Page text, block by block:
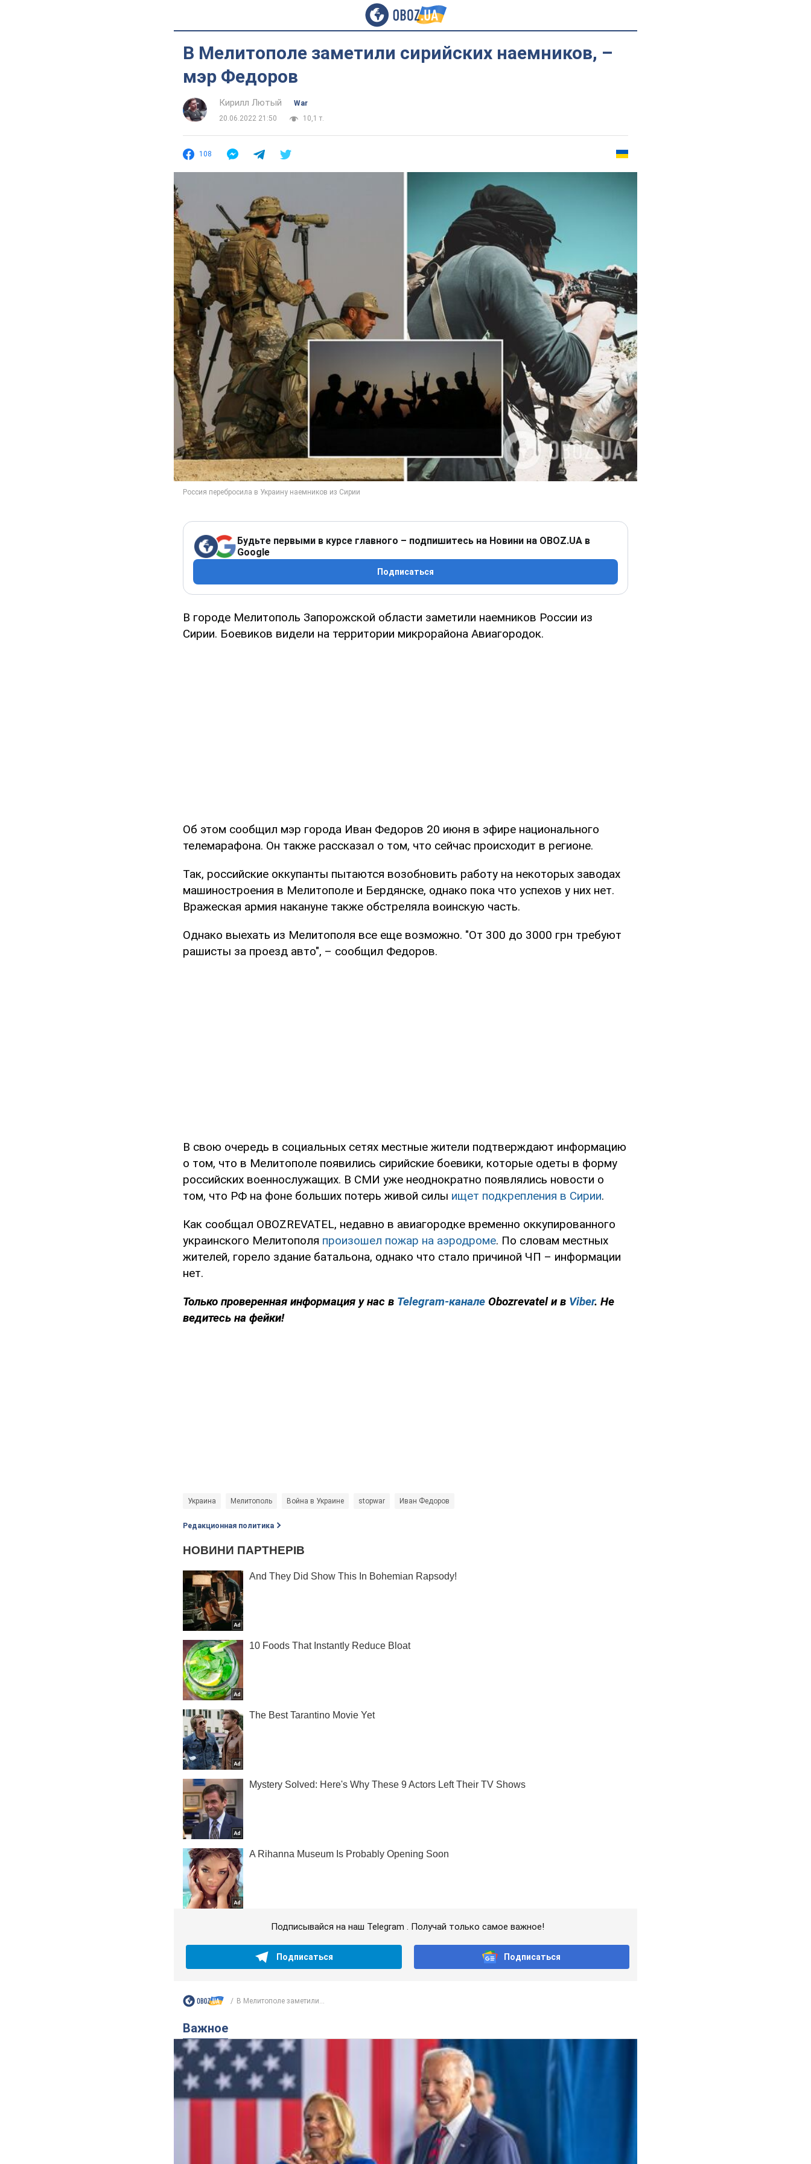
В Мелитополе заметили сирийских наемников, –
мэр Федоров
Кирилл Лютый
War
20.06.2022 21:50
10,1 т.
108
Будьте первыми в курсе главного – подпишитесь на Новини на OBOZ.UA в
Google
Подписаться
В городе Мелитополь Запорожской области заметили наемников России из
Сирии. Боевиков видели на территории микрорайона Авиагородок.
Об этом сообщил мэр города Иван Федоров 20 июня в эфире национального
телемарафона. Он также рассказал о том, что сейчас происходит в регионе.
Так, российские оккупанты пытаются возобновить работу на некоторых заводах
машиностроения в Мелитополе и Бердянске, однако пока что успехов у них нет.
Вражеская армия накануне также обстреляла воинскую часть.
Однако выехать из Мелитополя все еще возможно. "От 300 до 3000 грн требуют
рашисты за проезд авто", – сообщил Федоров.
В свою очередь в социальных сетях местные жители подтверждают информацию
о том, что в Мелитополе появились сирийские боевики, которые одеты в форму
российских военнослужащих. В СМИ уже неоднократно появлялись новости о
том, что РФ на фоне больших потерь живой силы ищет подкрепления в Сирии.
Как сообщал OBOZREVATEL, недавно в авиагородке временно оккупированного
украинского Мелитополя произошел пожар на аэродроме. По словам местных
жителей, горело здание батальона, однако что стало причиной ЧП – информации
нет.
Только проверенная информация у нас в Telegram-канале Obozrevatel и в Viber. Не
ведитесь на фейки!
Украина Мелитополь Война в Украине stopwar Иван Федоров
Редакционная политика
Подписывайся на наш Telegram . Получай только самое важное!
Подписаться Подписаться
В Мелитополе заметили...
Важное